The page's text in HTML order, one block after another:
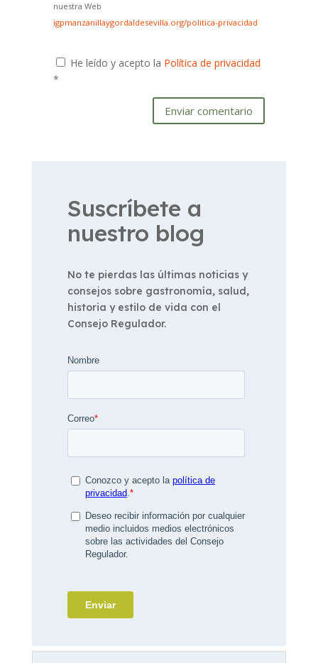
nuestra Web
igpmanzanillaygordaldesevilla.org/politica-privacidad
He leído y acepto la Política de privacidad
*
Enviar comentario
Suscríbete a
nuestro blog
No te pierdas las últimas noticias y
consejos sobre gastronomía, salud,
historia y estilo de vida con el
Consejo Regulador.